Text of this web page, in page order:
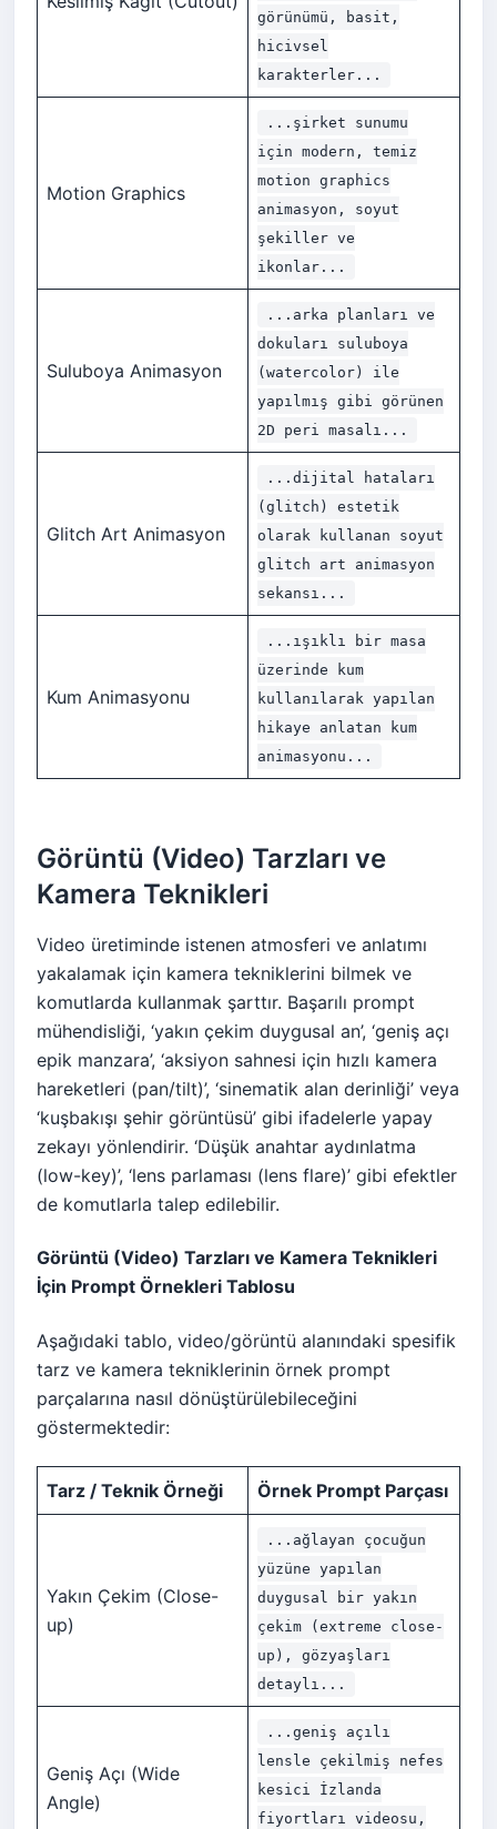
görünümü, basit,
hicivsel
karakterler...
Motion Graphics
...şirket sunumu
için modern, temiz
motion graphics
animasyon, soyut
şekiller ve
ikonlar...
Suluboya Animasyon
...arka planları ve
dokuları suluboya
(watercolor) ile
yapılmış gibi görünen
2D peri masalı...
Glitch Art Animasyon
...dijital hataları
(glitch) estetik
olarak kullanan soyut
glitch art animasyon
sekansı...
Kum Animasyonu
...ışıklı bir masa
üzerinde kum
kullanılarak yapılan
hikaye anlatan kum
animasyonu...
Görüntü (Video) Tarzları ve
Kamera Teknikleri
Video üretiminde istenen atmosferi ve anlatımı
yakalamak için kamera tekniklerini bilmek ve
komutlarda kullanmak şarttır. Başarılı prompt
mühendisliği, ‘yakın çekim duygusal an’, ‘geniş açı
epik manzara’, ‘aksiyon sahnesi için hızlı kamera
hareketleri (pan/tilt)’, ‘sinematik alan derinliği’ veya
‘kuşbakışı şehir görüntüsü’ gibi ifadelerle yapay
zekayı yönlendirir. ‘Düşük anahtar aydınlatma
(low-key)’, ‘lens parlaması (lens flare)’ gibi efektler
de komutlarla talep edilebilir.
Görüntü (Video) Tarzları ve Kamera Teknikleri
İçin Prompt Örnekleri Tablosu
Aşağıdaki tablo, video/görüntü alanındaki spesifik
tarz ve kamera tekniklerinin örnek prompt
parçalarına nasıl dönüştürülebileceğini
göstermektedir:
Tarz / Teknik Örneği Örnek Prompt Parçası
Yakın Çekim (Close-
up)
...ağlayan çocuğun
yüzüne yapılan
duygusal bir yakın
çekim (extreme close-
up), gözyaşları
detaylı...
Geniş Açı (Wide
Angle)
...geniş açılı
lensle çekilmiş nefes
kesici İzlanda
fiyortları videosu,